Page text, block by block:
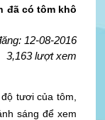
đã có tôm khô
12-08-2016
3,163 lượt xem
tươi của tôm,
sáng để xem